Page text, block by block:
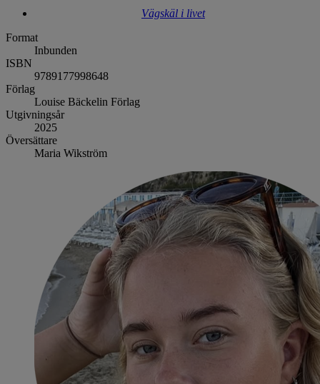
Vägskäl i livet
Format
Inbunden
ISBN
9789177998648
Förlag
Louise Bäckelin Förlag
Utgivningsår
2025
Översättare
Maria Wikström